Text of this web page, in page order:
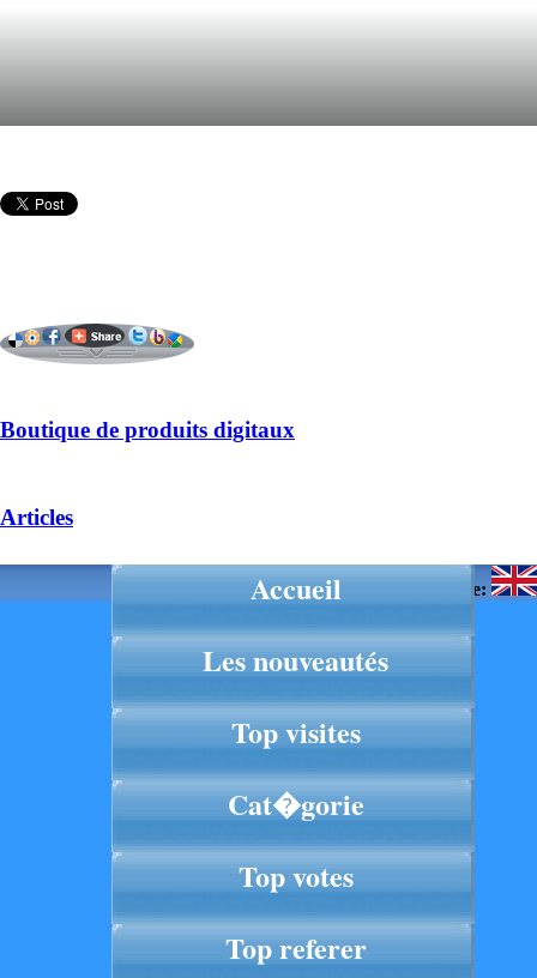
Boutique de produits digitaux
Articles
Langue:
Accueil
Les nouveautés
Top visites
Cat�gorie
Top votes
Top referer